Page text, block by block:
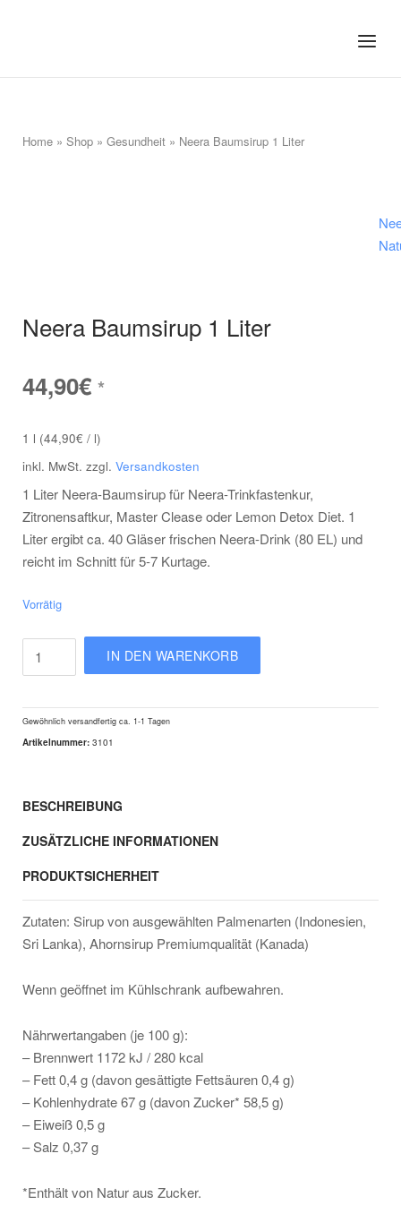
Menu
Home » Shop » Gesundheit » Neera Baumsirup 1 Liter
Neera Baumsirup 1 Liter
44,90€ *
1 l (44,90€ / l)
inkl. MwSt. zzgl. Versandkosten
1 Liter Neera-Baumsirup für Neera-Trinkfastenkur,
Zitronensaftkur, Master Clease oder Lemon Detox Diet. 1
Liter ergibt ca. 40 Gläser frischen Neera-Drink (80 EL) und
reicht im Schnitt für 5-7 Kurtage.
Vorrätig
Baumsirup
Liter
Menge
IN DEN WARENKORB
Gewöhnlich versandfertig ca. 1-1 Tagen
Artikelnummer: 3101
BESCHREIBUNG
ZUSÄTZLICHE INFORMATIONEN
PRODUKTSICHERHEIT
Zutaten: Sirup von ausgewählten Palmenarten (Indonesien,
Sri Lanka), Ahornsirup Premiumqualität (Kanada)
Wenn geöffnet im Kühlschrank aufbewahren.
Nährwertangaben (je 100 g):
– Brennwert 1172 kJ / 280 kcal
– Fett 0,4 g (davon gesättigte Fettsäuren 0,4 g)
– Kohlenhydrate 67 g (davon Zucker* 58,5 g)
– Eiweiß 0,5 g
– Salz 0,37 g
*Enthält von Natur aus Zucker.